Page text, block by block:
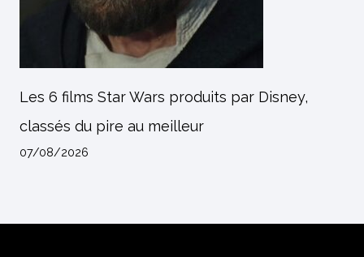
Les 6 films Star Wars produits par Disney,
classés du pire au meilleur
07/08/2026